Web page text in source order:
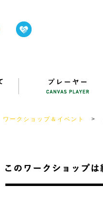
ワークショップ＆イベント >